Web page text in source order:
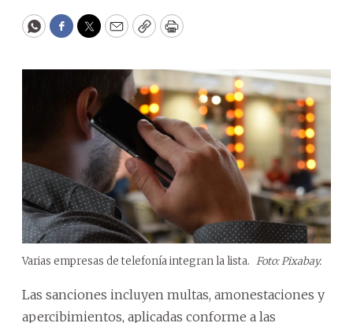
WhatsApp
Facebook
Twitter
EmailCopyPrint
Varias empresas de telefonía integran la lista. Foto: Pixabay.
Las sanciones incluyen multas, amonestaciones y
apercibimientos, aplicadas conforme a las